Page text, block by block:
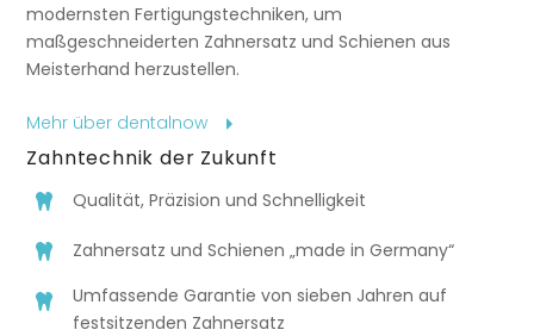
modernsten Fertigungstechniken, um
maßgeschneiderten Zahnersatz und Schienen aus
Meisterhand herzustellen.
Mehr über dentalnow
Zahntechnik der Zukunft
Qualität, Präzision und Schnelligkeit
Zahnersatz und Schienen „made in Germany“
Umfassende Garantie von sieben Jahren auf
festsitzenden Zahnersatz